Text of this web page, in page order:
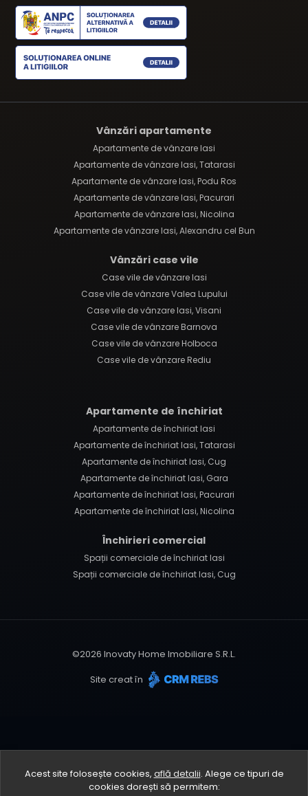
Vânzări apartamente
Apartamente de vânzare Iasi
Apartamente de vânzare Iasi, Tatarasi
Apartamente de vânzare Iasi, Podu Ros
Apartamente de vânzare Iasi, Pacurari
Apartamente de vânzare Iasi, Nicolina
Apartamente de vânzare Iasi, Alexandru cel Bun
Vânzări case vile
Case vile de vânzare Iasi
Case vile de vânzare Valea Lupului
Case vile de vânzare Iasi, Visani
Case vile de vânzare Barnova
Case vile de vânzare Holboca
Case vile de vânzare Rediu
Apartamente de închiriat
Apartamente de închiriat Iasi
Apartamente de închiriat Iasi, Tatarasi
Apartamente de închiriat Iasi, Cug
Apartamente de închiriat Iasi, Gara
Apartamente de închiriat Iasi, Pacurari
Apartamente de închiriat Iasi, Nicolina
Închirieri comercial
Spații comerciale de închiriat Iasi
Spații comerciale de închiriat Iasi, Cug
©2026 Inovaty Home Imobiliare S.R.L.
Site creat în
Acest site folosește cookies, află detalii. Alege ce tipuri de
cookies dorești să permitem: